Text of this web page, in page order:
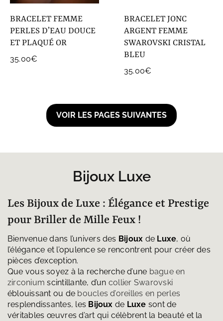
BRACELET FEMME
PERLES D’EAU DOUCE
ET PLAQUÉ OR
35.00€
BRACELET JONC
ARGENT FEMME
SWAROVSKI CRISTAL
BLEU
35.00€
Bijoux Luxe
Les Bijoux de Luxe : Élégance et Prestige
pour Briller de Mille Feux !
Bienvenue dans l’univers des Bijoux de Luxe, où
l’élégance et l’opulence se rencontrent pour créer des
pièces d’exception.
Que vous soyez à la recherche d’une bague en
zirconium scintillante, d’un collier Swarovski
éblouissant ou de boucles d’oreilles en perles
resplendissantes, les Bijoux de Luxe sont de
véritables œuvres d’art qui célèbrent la beauté et la